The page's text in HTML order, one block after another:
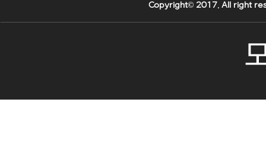
Copyright© 2017. All right